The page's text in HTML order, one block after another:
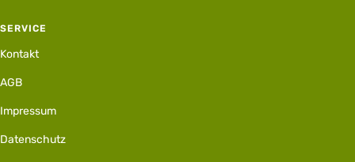
SERVICE
Kontakt
AGB
Impressum
Datenschutz